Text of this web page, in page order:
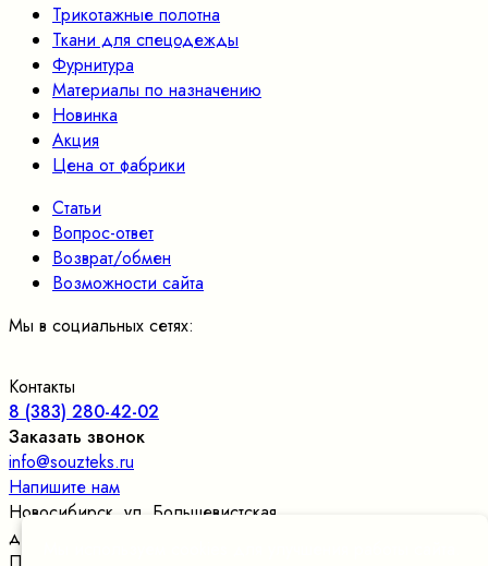
Трикотажные полотна
Ткани для спецодежды
Фурнитура
Материалы по назначению
Новинка
Акция
Цена от фабрики
Статьи
Вопрос-ответ
Возврат/обмен
Возможности сайта
Мы в социальных сетях:
Контакты
8 (383) 280-42-02
Заказать звонок
info@souzteks.ru
Напишите нам
Новосибирск ул. Большевистская,
д.177/24, оф.109